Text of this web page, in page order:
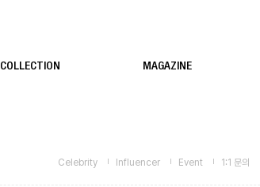
COLLECTION MAGAZINE
Celebrity Influencer Event 1:1 문의